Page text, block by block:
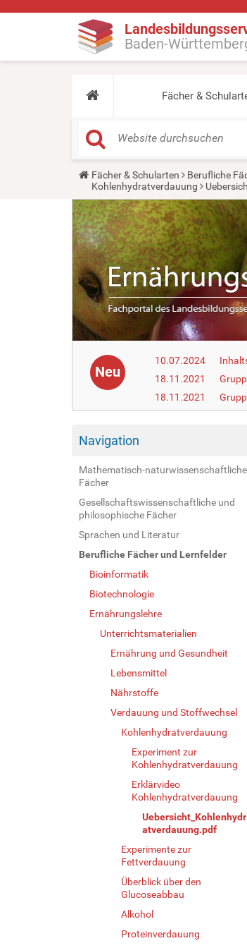
Baden-
Fächer &
Y
u
a
r
e
h
e
r
e
:
Fächer & Schularten Berufliche
Kohlenhydratverdauung
Neu
10.07.2024
18.11.2021
18.11.2021
Navigation
Mathematisch-naturwissenschaftliche
Fächer
Gesellschaftswissenschaftliche und
philosophische Fächer
Sprachen und Literatur
Berufliche Fächer und Lernfelder
Bioinformatik
Biotechnologie
Ernährungslehre
Unterrichtsmaterialien
Ernährung und Gesundheit
Lebensmittel
Nährstoffe
Verdauung und Stoffwechsel
Kohlenhydratverdauung
Experiment zur
Kohlenhydratverdauung
Erklärvideo
Kohlenhydratverdauung
Uebersicht_Kohlenhydr
atverdauung.pdf
Experimente zur
Fettverdauung
Überblick über den
Glucoseabbau
Alkohol
Proteinverdauung